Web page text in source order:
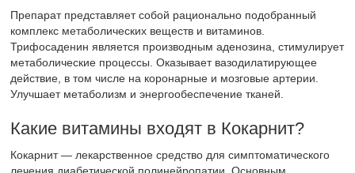
Препарат представляет собой рационально подобранный
комплекс метаболических веществ и витаминов.
Трифосаденин является производным аденозина, стимулирует
метаболические процессы. Оказывает вазодилатирующее
действие, в том числе на коронарные и мозговые артерии.
Улучшает метаболизм и энергообеспечение тканей.
Какие витамины входят в Кокарнит?
Кокарнит — лекарственное средство для симптоматического